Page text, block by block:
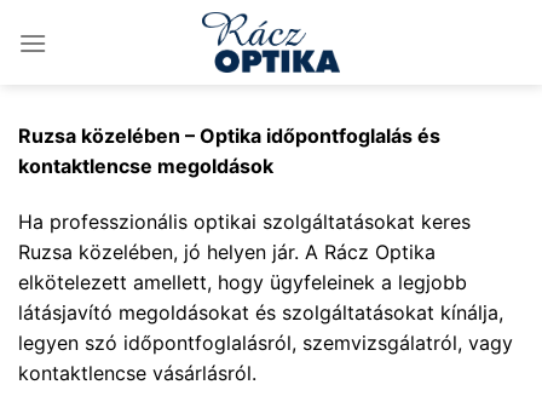
Ruzsa közelében – Optika időpontfoglalás és
kontaktlencse megoldások
Ha professzionális optikai szolgáltatásokat keres
Ruzsa közelében, jó helyen jár. A Rácz Optika
elkötelezett amellett, hogy ügyfeleinek a legjobb
látásjavító megoldásokat és szolgáltatásokat kínálja,
legyen szó időpontfoglalásról, szemvizsgálatról, vagy
kontaktlencse vásárlásról.